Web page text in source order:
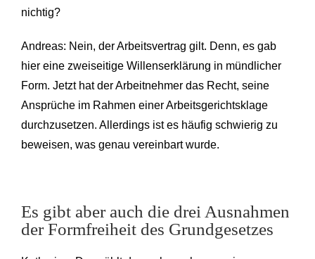
nichtig?
Andreas: Nein, der Arbeitsvertrag gilt. Denn, es gab
hier eine zweiseitige Willenserklärung in mündlicher
Form. Jetzt hat der Arbeitnehmer das Recht, seine
Ansprüche im Rahmen einer Arbeitsgerichtsklage
durchzusetzen. Allerdings ist es häufig schwierig zu
beweisen, was genau vereinbart wurde.
Es gibt aber auch die drei Ausnahmen
der Formfreiheit des Grundgesetzes